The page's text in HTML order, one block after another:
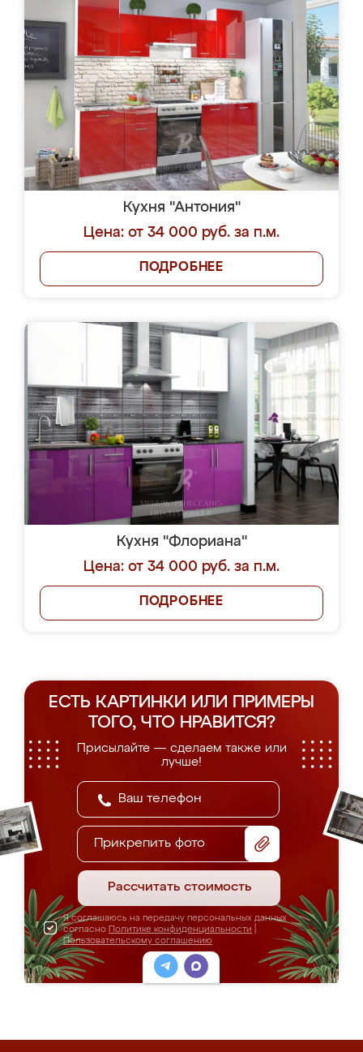
Кухня "Антония"
Цена: от 34 000 руб. за п.м.
ПОДРОБНЕЕ
Кухня "Флориана"
Цена: от 34 000 руб. за п.м.
ПОДРОБНЕЕ
ЕСТЬ КАРТИНКИ ИЛИ ПРИМЕРЫ
ТОГО, ЧТО НРАВИТСЯ?
Присылайте — сделаем также или
лучше!
Прикрепить фото
Рассчитать стоимость
Я соглашаюсь на передачу персональных данных
согласно Политике конфиденциальности
Пользовательскому соглашению